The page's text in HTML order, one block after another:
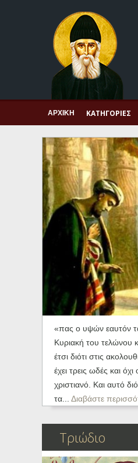
Πνευματική ζωή
Μαρτυρία και διδαχή
Λατρεία και προσευχή
Αγιολόγιο – Εορτολόγιο
Γέροντες
Η πίστη στην εποχή μας
Ορθόδοξη οικογένεια
Ορθόδοξο προσκυνητάριο
Σκέψεις-προβληματισμοί
ΑΡΧΙΚΉ ΚΑΤΗΓΟΡΊΕΣ
«πας ο υψών εαυτόν
Κυριακή του τελώνου
έτσι διότι στις
έχει τρεις ωδές και
χριστιανό. Και αυτό
τα... Διαβάστε
Tριώδιο